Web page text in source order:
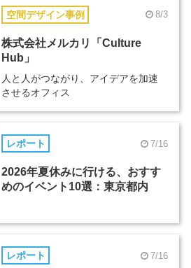
空間デザイン事例 8/3
株式会社メルカリ「Culture
Hub」
人と人がつながり、アイデアを加速
させるオフィス
レポート 7/16
2026年夏休みに行ける、おすす
めのイベント10選：東京都内
レポート 7/16